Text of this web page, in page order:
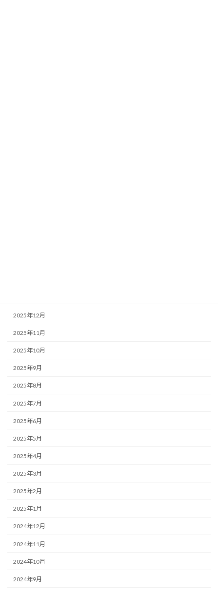
2025年12月
2025年11月
2025年10月
2025年9月
2025年8月
2025年7月
2025年6月
2025年5月
2025年4月
2025年3月
2025年2月
2025年1月
2024年12月
2024年11月
2024年10月
2024年9月